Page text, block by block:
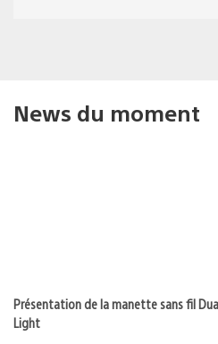
News du moment
Présentation de la manette sans fil
Light